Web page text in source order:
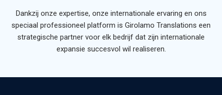
Dankzij onze expertise, onze internationale ervaring en ons
speciaal professioneel platform is Girolamo Translations een
strategische partner voor elk bedrijf dat zijn internationale
expansie succesvol wil realiseren.